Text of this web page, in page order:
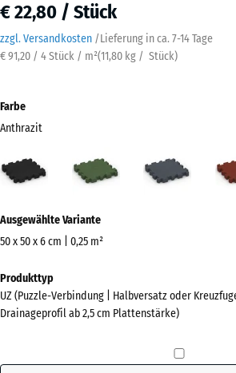
€ 22,80 / Stück
zzgl. Versandkosten /Lieferung in ca. 7-14 Tage
€ 91,20 / 4 Stück / m²(11,80 kg / Stück)
Farbe
Anthrazit
(active)
Grasgrün
Informationen
zu
Farben?
Farbpalette
Anthrazit(active)
Ausgewählte Variante
50 x 50 x 6 cm | 0,25 m²
Abmessungen
für
den
x
Produkttyp
UZ (Puzzle-Verbindung | Halbversatz oder
Drainageprofil ab 2,5 cm Plattenstärke)